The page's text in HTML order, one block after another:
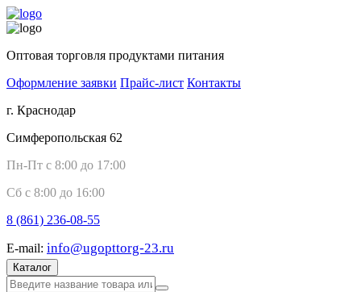
Оптовая торговля продуктами питания
Оформление заявки Прайс-лист Контакты
г. Краснодар
Симферопольская 62
Пн-Пт с 8:00 до 17:00
Сб с 8:00 до 16:00
8 (861) 236-08-55
E-mail: info@ugopttorg-23.ru
Каталог